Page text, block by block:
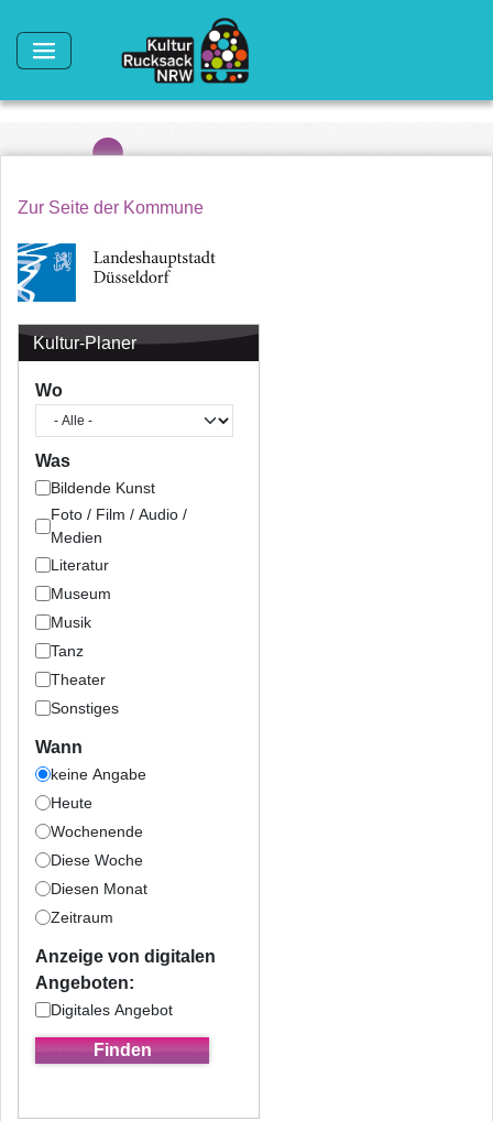
Zur Seite der Kommune
Kultur-Planer
Wo
Was
Bildende Kunst
Foto / Film / Audio /
Medien
Literatur
Museum
Musik
Tanz
Theater
Sonstiges
Wann
keine Angabe
Heute
Wochenende
Diese Woche
Diesen Monat
Zeitraum
Anzeige von digitalen
Angeboten:
Digitales Angebot